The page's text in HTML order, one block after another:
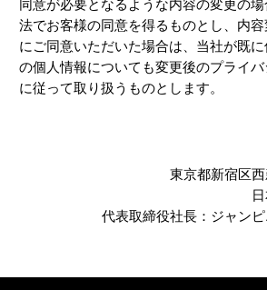
同意が必要となるような内容の変更の
法でお客様の同意を得るものとし、内
にご同意いただいた場合は、当社が既
の個人情報についても変更後のプライ
に従って取り扱うものとします。
東京都新宿区
代表取締役社長：ジャン